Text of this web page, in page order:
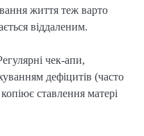
життя теж варто
віддаленим.
чек-апи,
дефіцитів (часто
ставлення матері